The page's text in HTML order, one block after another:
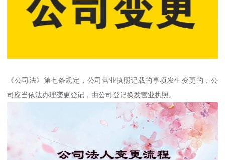
《公司法》第七条规定，公司营业执照记载的事项发生变更的，公
司应当依法办理变更登记，由公司登记换发营业执照。